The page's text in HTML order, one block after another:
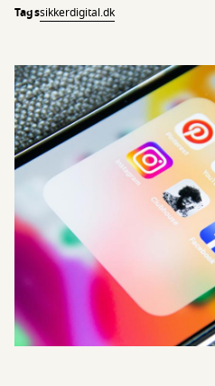
Tagssikkerdigital.dk